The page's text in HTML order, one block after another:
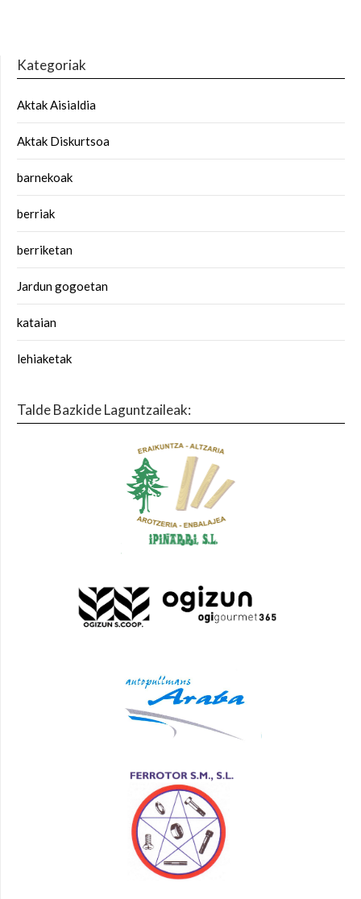
Kategoriak
Aktak Aisialdia
Aktak Diskurtsoa
barnekoak
berriak
berriketan
Jardun gogoetan
kataian
lehiaketak
Talde Bazkide Laguntzaileak: